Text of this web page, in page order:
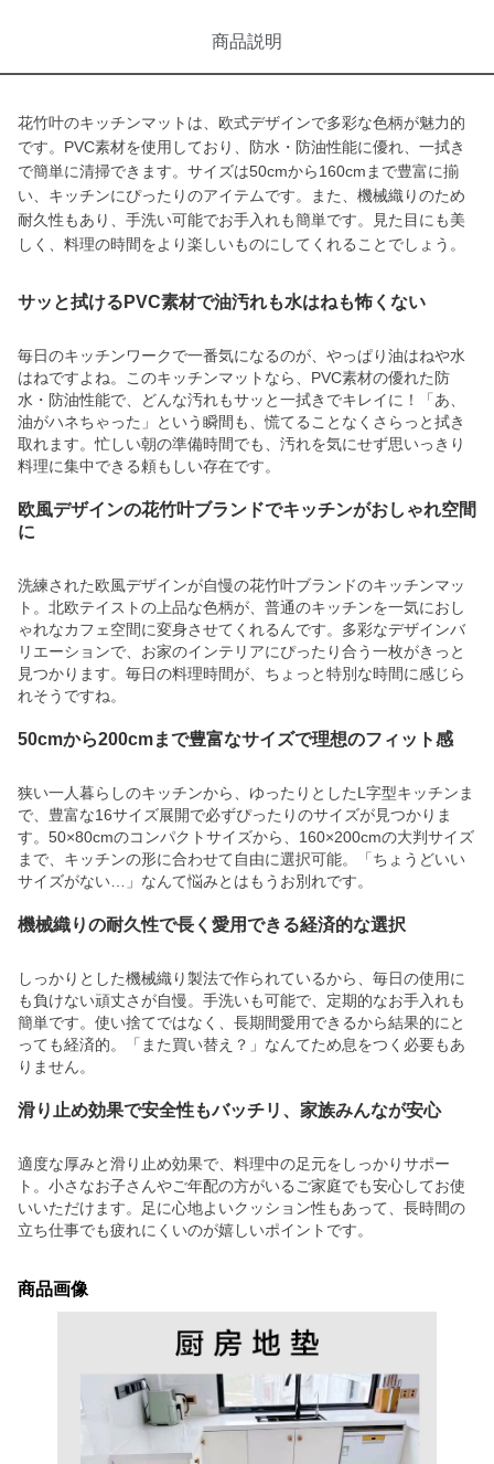
商品説明
花竹叶のキッチンマットは、欧式デザインで多彩な色柄が魅力的
です。PVC素材を使用しており、防水・防油性能に優れ、一拭き
で簡単に清掃できます。サイズは50cmから160cmまで豊富に揃
い、キッチンにぴったりのアイテムです。また、機械織りのため
耐久性もあり、手洗い可能でお手入れも簡単です。見た目にも美
しく、料理の時間をより楽しいものにしてくれることでしょう。
サッと拭けるPVC素材で油汚れも水はねも怖くない
毎日のキッチンワークで一番気になるのが、やっぱり油はねや水
はねですよね。このキッチンマットなら、PVC素材の優れた防
水・防油性能で、どんな汚れもサッと一拭きでキレイに！「あ、
油がハネちゃった」という瞬間も、慌てることなくさらっと拭き
取れます。忙しい朝の準備時間でも、汚れを気にせず思いっきり
料理に集中できる頼もしい存在です。
欧風デザインの花竹叶ブランドでキッチンがおしゃれ空間
に
洗練された欧風デザインが自慢の花竹叶ブランドのキッチンマッ
ト。北欧テイストの上品な色柄が、普通のキッチンを一気におし
ゃれなカフェ空間に変身させてくれるんです。多彩なデザインバ
リエーションで、お家のインテリアにぴったり合う一枚がきっと
見つかります。毎日の料理時間が、ちょっと特別な時間に感じら
れそうですね。
50cmから200cmまで豊富なサイズで理想のフィット感
狭い一人暮らしのキッチンから、ゆったりとしたL字型キッチンま
で、豊富な16サイズ展開で必ずぴったりのサイズが見つかりま
す。50×80cmのコンパクトサイズから、160×200cmの大判サイズ
まで、キッチンの形に合わせて自由に選択可能。「ちょうどいい
サイズがない…」なんて悩みとはもうお別れです。
機械織りの耐久性で長く愛用できる経済的な選択
しっかりとした機械織り製法で作られているから、毎日の使用に
も負けない頑丈さが自慢。手洗いも可能で、定期的なお手入れも
簡単です。使い捨てではなく、長期間愛用できるから結果的にと
っても経済的。「また買い替え？」なんてため息をつく必要もあ
りません。
滑り止め効果で安全性もバッチリ、家族みんなが安心
適度な厚みと滑り止め効果で、料理中の足元をしっかりサポー
ト。小さなお子さんやご年配の方がいるご家庭でも安心してお使
いいただけます。足に心地よいクッション性もあって、長時間の
立ち仕事でも疲れにくいのが嬉しいポイントです。
商品画像